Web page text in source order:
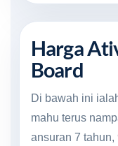
Harga
Board
Di bawah ini
mahu terus
ansuran 7